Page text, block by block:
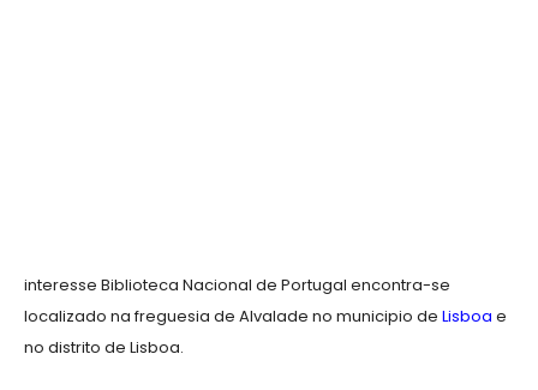
interesse Biblioteca Nacional de Portugal encontra-se
localizado na freguesia de Alvalade no municipio de Lisboa e
no distrito de Lisboa.